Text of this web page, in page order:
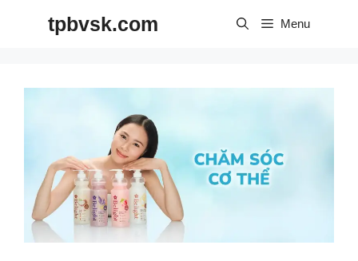
tpbvsk.com Menu